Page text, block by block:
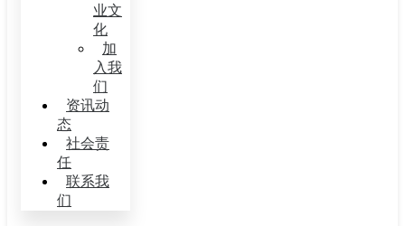
业文
化
加
入我
们
资讯动
态
社会责
任
联系我
们